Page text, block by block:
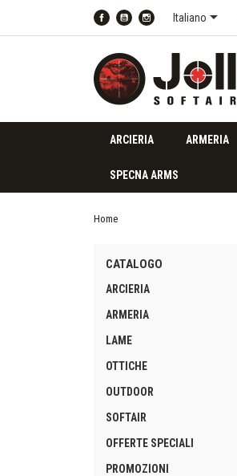
FacebookYouTube
Italiano
ARCIERIA ARMERIA
SPECNA ARMS
Home
CATALOGO
ARCIERIA
ARMERIA
LAME
OTTICHE
OUTDOOR
SOFTAIR
OFFERTE SPECIALI
PROMOZIONI